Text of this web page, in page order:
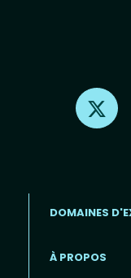
Footer menu (FR)
DOMAINES
À PROPOS